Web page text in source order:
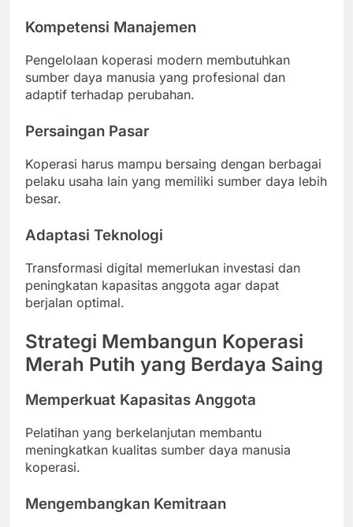
Kompetensi Manajemen
Pengelolaan koperasi modern membutuhkan
sumber daya manusia yang profesional dan
adaptif terhadap perubahan.
Persaingan Pasar
Koperasi harus mampu bersaing dengan berbagai
pelaku usaha lain yang memiliki sumber daya lebih
besar.
Adaptasi Teknologi
Transformasi digital memerlukan investasi dan
peningkatan kapasitas anggota agar dapat
berjalan optimal.
Strategi Membangun Koperasi
Merah Putih yang Berdaya Saing
Memperkuat Kapasitas Anggota
Pelatihan yang berkelanjutan membantu
meningkatkan kualitas sumber daya manusia
koperasi.
Mengembangkan Kemitraan